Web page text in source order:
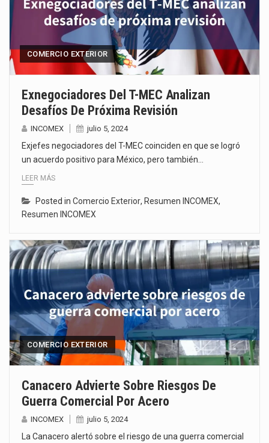
COMERCIO EXTERIOR
Exnegociadores Del T-MEC Analizan
Desafíos De Próxima Revisión
INCOMEX julio 5, 2024
Exjefes negociadores del T-MEC coinciden en que se logró
un acuerdo positivo para México, pero también…
LEER MÁS
Posted in Comercio Exterior, Resumen INCOMEX,
Resumen INCOMEX
COMERCIO EXTERIOR
Canacero Advierte Sobre Riesgos De
Guerra Comercial Por Acero
INCOMEX julio 5, 2024
La Canacero alertó sobre el riesgo de una guerra comercial